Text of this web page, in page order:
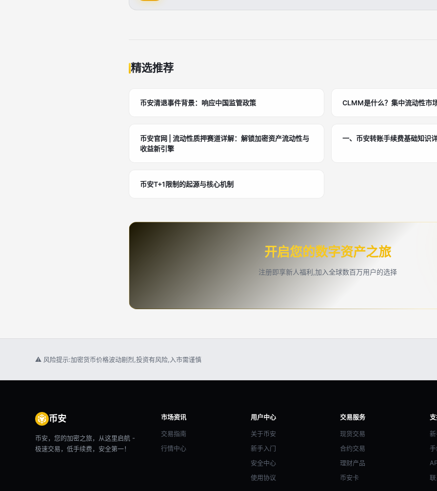
精选推荐
币安清退事件背景：响应中国监管政策 CLMM是什么？集中流动性市
币安官网 | 流动性质押赛道详解：解锁加密资产流动性与
收益新引擎
一、币安转账手续费基础知识
币安T+1限制的起源与核心机制
开启您的数字资产之旅
注册即享新人福利,加入全球数百万用户的选择
⚠ 风险提示:加密货币价格波动剧烈,投资有风险,入市需谨慎
币安
币安，您的加密之旅，从这里启航 -
极速交易，低手续费，安全第一！
市场资讯
交易指南
行情中心
用户中心
关于币安
新手入门
安全中心
使用协议
交易服务
现货交易
合约交易
理财产品
币安卡